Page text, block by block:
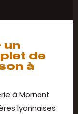
un
de
à
à Mornant
lyonnaises